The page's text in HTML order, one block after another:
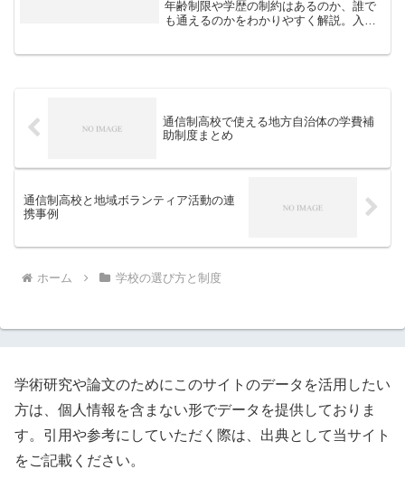
年齢制限や学歴の制約はあるのか、誰で
も通えるのかをわかりやすく解説。入学
通信制高校で使える地方自治体の学費補
助制度まとめ
通信制高校と地域ボランティア活動の連
携事例
ホーム 学校の選び方と制度
学術研究や論文のためにこのサイトのデータを活用したい
方は、個人情報を含まない形でデータを提供しておりま
す。引用や参考にしていただく際は、出典として当サイト
をご記載ください。